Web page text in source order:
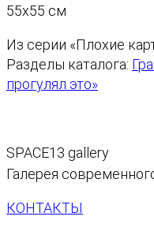
с
в
о
т
а
р
З
55х55 см
Из серии «Плохие
Разделы каталога:
прогулял это»
SPACE13 gallery
Галерея
КОНТАКТЫ